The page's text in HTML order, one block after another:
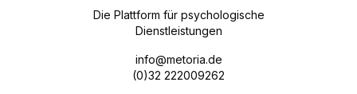
Die Plattform für psychologische
Dienstleistungen
info@metoria.de
(0)32 222009262